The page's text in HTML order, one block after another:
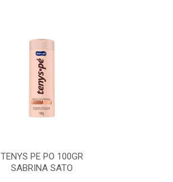
TENYS PE PO 100GR
SABRINA SATO